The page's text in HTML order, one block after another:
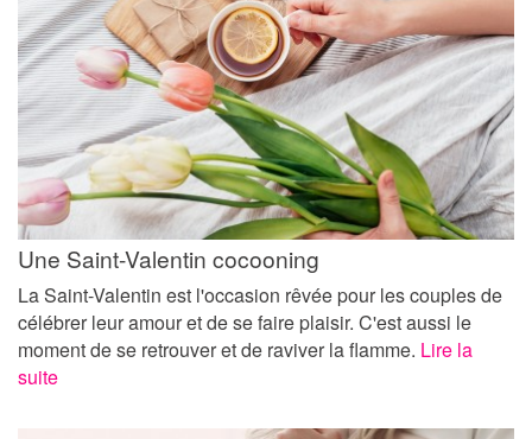
Une Saint-Valentin cocooning
La Saint-Valentin est l'occasion rêvée pour les couples de
célébrer leur amour et de se faire plaisir. C'est aussi le
moment de se retrouver et de raviver la flamme. Lire la
suite